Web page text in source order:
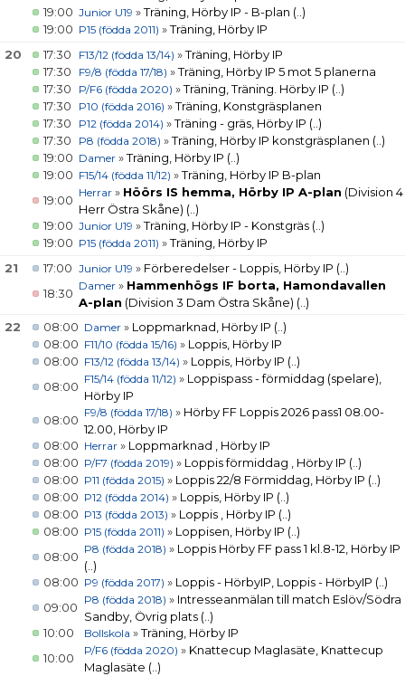
19:00 Junior U19 »Träning, Hörby IP - B-plan (..)
19:00 P15 (födda 2011) »Träning, Hörby IP
20
17:30 F13/12 (födda 13/14) »Träning, Hörby IP
17:30
F9/8 (födda 17/18) »Träning, Hörby IP 5 mot 5 planerna
17:30
P/F6 (födda 2020) »Träning, Träning. Hörby IP (..)
17:30
P10 (födda 2016) »Träning, Konstgräsplanen
17:30
P12 (födda 2014) »Träning - gräs, Hörby IP (..)
17:30
P8 (födda 2018) »Träning, Hörby IP konstgräsplanen (..)
19:00 Damer »Träning, Hörby IP (..)
19:00 F15/14 (födda 11/12) »Träning, Hörby IP B-plan
19:00
Herrar » Höörs IS hemma, Hörby IP A-plan (Division 4
Herr Östra Skåne) (..)
19:00 Junior U19 »Träning, Hörby IP - Konstgräs (..)
19:00 P15 (födda 2011) »Träning, Hörby IP
21
17:00 Junior U19 » Förberedelser - Loppis, Hörby IP (..)
18:30
Damer » Hammenhögs IF borta, Hamondavallen
A-plan (Division 3 Dam Östra Skåne) (..)
22
08:00 Damer » Loppmarknad, Hörby IP (..)
08:00 F11/10 (födda 15/16) » Loppis, Hörby IP
08:00 F13/12 (födda 13/14) » Loppis, Hörby IP (..)
08:00
F15/14 (födda 11/12) » Loppispass - förmiddag (spelare),
Hörby IP
08:00
F9/8 (födda 17/18) » Hörby FF Loppis 2026 pass1 08.00-
12.00, Hörby IP
08:00 Herrar » Loppmarknad , Hörby IP
08:00 P/F7 (födda 2019) » Loppis förmiddag , Hörby IP (..)
08:00 P11 (födda 2015) » Loppis 22/8 Förmiddag, Hörby IP (..)
08:00 P12 (födda 2014) » Loppis, Hörby IP (..)
08:00 P13 (födda 2013) » Loppis , Hörby IP (..)
08:00 P15 (födda 2011) » Loppisen, Hörby IP (..)
08:00
P8 (födda 2018) » Loppis Hörby FF pass 1 kl.8-12, Hörby IP
(..)
08:00 P9 (födda 2017) » Loppis - HörbyIP, Loppis - HörbyIP (..)
09:00
P8 (födda 2018) » Intresseanmälan till match Eslöv/Södra
Sandby, Övrig plats (..)
10:00
Bollskola »Träning, Hörby IP
10:00
P/F6 (födda 2020) » Knattecup Maglasäte, Knattecup
Maglasäte (..)